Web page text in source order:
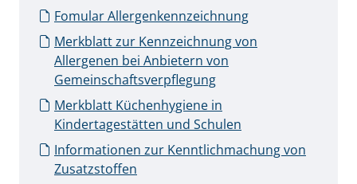
Fomular Allergenkennzeichnung
Merkblatt zur Kennzeichnung von
Allergenen bei Anbietern von
Gemeinschaftsverpflegung
Merkblatt Küchenhygiene in
Kindertagestätten und Schulen
Informationen zur Kenntlichmachung von
Zusatzstoffen